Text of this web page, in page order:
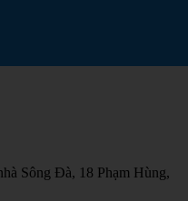
Sông Đà, 18 Phạm Hùng,